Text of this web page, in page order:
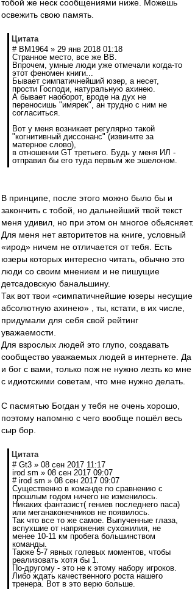
тобой же неск сообщениями ниже. Можешь
освежить свою память.
Цитата
# BM1964 » 29 янв 2018 01:18
Странное место, все же ВВ.
Впрочем, умные люди уже отмечали когда-то
этот феномен книги...
Бывает симпатичнейший юзер, а несет,
прости Господи, натуральную ахинею.
А бывает наоборот, вроде на дух не
переносишь "имярек", ан трудно с ним не
согласиться.
Вот у меня возникает регулярно такой
"когнитивный диссонанс" (извините за
матерное слово),
в отношении GT третьего. Будь у меня ИЛ -
отправил бы его туда первым же эшелоном.
В принципе, после этого можно было бы и
закончить с тобой, но дальнейший твой текст
меня удивил, но при этом он многое обьясняет.
Для меня нет авторитетов на книге, условный
«ирод» ничем не отличается от тебя. Есть
юзеры которых интересно читать, обычно это
люди со своим мнением и не пишущие
детсадовскую банальшину.
Так вот твои «симпатичнейшие юзеры несущие
абсолютную ахинею» , ты, кстати, в их числе,
придумали для себя свой рейтинг
уважаемости.
Для взрослых людей это глупо, создавать
сообщество уважаемых людей в интернете. Да
и бог с вами, только пож не нужно лезть ко мне
с идиотскими советам, что мне нужно делать.
С пасмятью Богдан у тебя не очень хорошо,
поэтому напомню с чего вообще пошёл весь
сыр бор.
Цитата
# Gt3 » 08 сен 2017 11:17
irod sm » 08 сен 2017 09:07
# irod sm » 08 сен 2017 09:07
Существенно в команде по сравнению с
прошлым годом ничего не изменилось.
Никаких фантазист( гениев последнего паса)
или меганаконечников не появилось.
Так что все то же самое. Выпученные глаза,
вспухшие от напряжения сухожилия, не
менее 10-11 км пробега большинством
команды.
Также 5-7 явных голевых моментов, чтобы
реализовать хотя бы 1.
По-другому - это не к этому набору игроков.
Либо ждать качественного роста нашего
тренера. Вот в это верю больше.